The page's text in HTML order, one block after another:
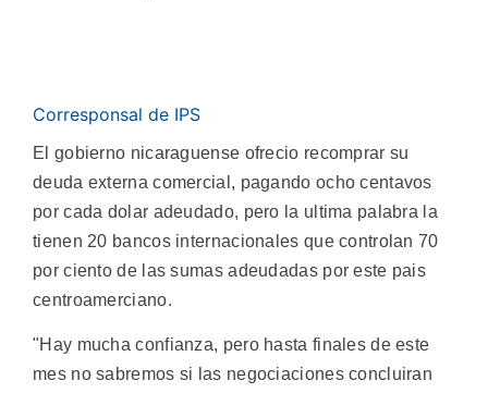
Corresponsal de IPS
El gobierno nicaraguense ofrecio recomprar su
deuda externa comercial, pagando ocho centavos
por cada dolar adeudado, pero la ultima palabra la
tienen 20 bancos internacionales que controlan 70
por ciento de las sumas adeudadas por este pais
centroamerciano.
"Hay mucha confianza, pero hasta finales de este
mes no sabremos si las negociaciones concluiran